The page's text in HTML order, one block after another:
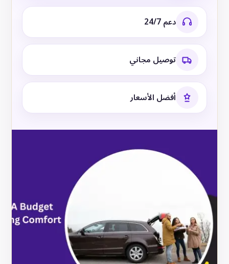
دعم 24/7
توصيل مجاني
أفضل الأسعار